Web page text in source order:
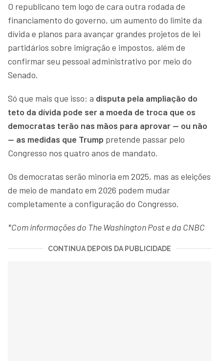
O republicano tem logo de cara outra rodada de
financiamento do governo, um aumento do limite da
dívida e planos para avançar grandes projetos de lei
partidários sobre imigração e impostos, além de
confirmar seu pessoal administrativo por meio do
Senado.
Só que mais que isso: a disputa pela ampliação do
teto da dívida pode ser a moeda de troca que os
democratas terão nas mãos para aprovar — ou não
— as medidas que Trump pretende passar pelo
Congresso nos quatro anos de mandato.
Os democratas serão minoria em 2025, mas as eleições
de meio de mandato em 2026 podem mudar
completamente a configuração do Congresso.
*Com informações do The Washington Post e da CNBC
CONTINUA DEPOIS DA PUBLICIDADE